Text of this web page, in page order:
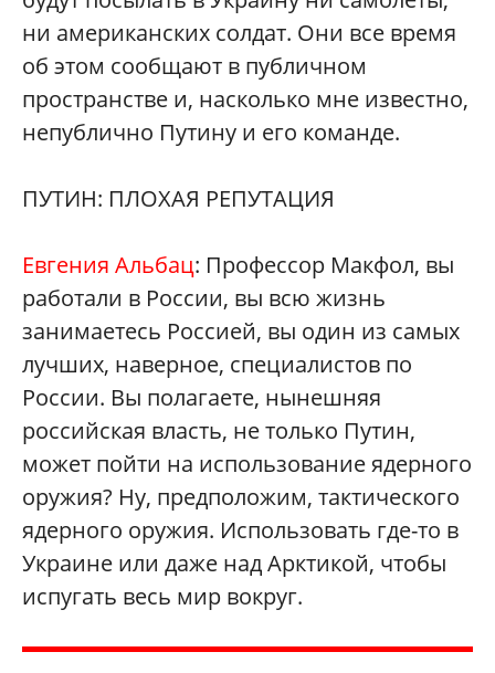
ни американских солдат. Они все время
об этом сообщают в публичном
пространстве и, насколько мне известно,
непублично Путину и его команде.
ПУТИН: ПЛОХАЯ РЕПУТАЦИЯ
Евгения Альбац: Профессор Макфол, вы
работали в России, вы всю жизнь
занимаетесь Россией, вы один из самых
лучших, наверное, специалистов по
России. Вы полагаете, нынешняя
российская власть, не только Путин,
может пойти на использование ядерного
оружия? Ну, предположим, тактического
ядерного оружия. Использовать где-то в
Украине или даже над Арктикой, чтобы
испугать весь мир вокруг.